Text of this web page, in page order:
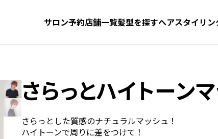
サロン予約店舗一覧髪型を探すヘアスタイリン
さらっとハイトーン
さらっとした質感のナチュラルマッシュ！
ハイトーンで周りに差をつけて！